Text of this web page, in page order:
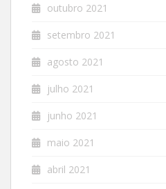
outubro 2021
setembro 2021
agosto 2021
julho 2021
junho 2021
maio 2021
abril 2021